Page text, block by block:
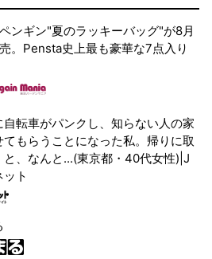
ンギン"夏のラッキーバッグ"が8月
。Pensta史上最も豪華な7点入り
自転車がパンクし、知らない人の家
てもらうことになった私。帰りに取
と、なんと...(東京都・40代女性)|J
ット